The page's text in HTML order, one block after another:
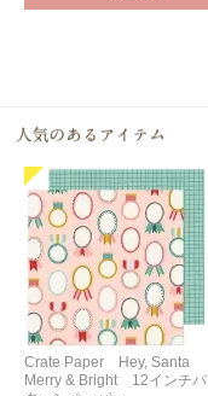
Crate Paper Hey, Santa
Merry & Bright 12インチパ